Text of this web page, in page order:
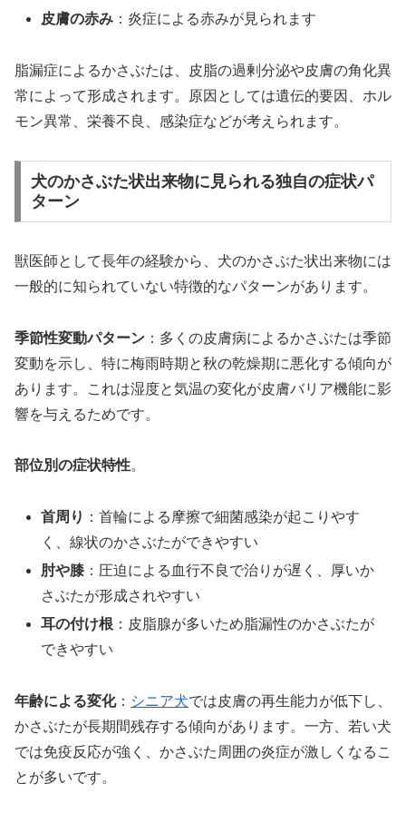
皮膚の赤み ：炎症による赤みが見られます
脂漏症によるかさぶたは、皮脂の過剰分泌や皮膚の角化異
常によって形成されます。原因としては遺伝的要因、ホル
モン異常、栄養不良、感染症などが考えられます。
犬のかさぶた状出来物に見られる独自の症状パ
ターン
獣医師として長年の経験から、犬のかさぶた状出来物には
一般的に知られていない特徴的なパターンがあります。
季節性変動パターン ：多くの皮膚病によるかさぶたは季節
変動を示し、特に梅雨時期と秋の乾燥期に悪化する傾向が
あります。これは湿度と気温の変化が皮膚バリア機能に影
響を与えるためです。
部位別の症状特性。
首周り ：首輪による摩擦で細菌感染が起こりやす
く、線状のかさぶたができやすい
肘や膝 ：圧迫による血行不良で治りが遅く、厚いか
さぶたが形成されやすい
耳の付け根 ：皮脂腺が多いため脂漏性のかさぶたが
できやすい
年齢による変化： シニア犬では皮膚の再生能力が低下し、
かさぶたが長期間残存する傾向があります。一方、若い犬
では免疫反応が強く、かさぶた周囲の炎症が激しくなるこ
とが多いです。